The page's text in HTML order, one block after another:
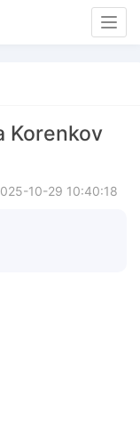
Korenkov
10-29 10:40:18